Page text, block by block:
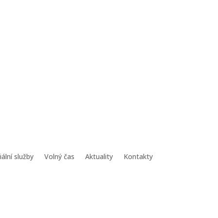
služby Volný čas Aktuality Kontakty